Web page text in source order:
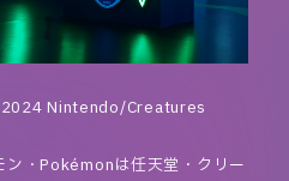
Nintendo/Creatures
・Pokémonは任天堂・クリー